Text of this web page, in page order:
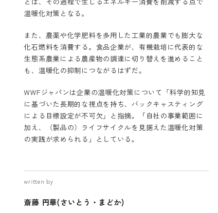
温暖化対策となる。
また、農薬や化学肥料を多用した工業的農業でも膨大な
化石燃料を消費する。食品企業が、有機栽培に代表的な
生態系農業による農産物の調達に切り替えを進めること
も、温暖化の抑制につながるはずだ。
WWFジャパンは企業の温暖化対策について「科学的知見
に基づいた長期的な視点を持ち、バックキャスティング
による目標設定が不可欠」と指摘。「自社の事業範囲に
加え、（製品の）ライフサイクルを見据えた温暖化対策
の実践が求められる」としている。
written by
斎藤 円華(さいとう・まどか)